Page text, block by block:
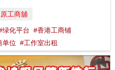
工商舖
绿化平台 #香港工商铺
单位 #工作室出租